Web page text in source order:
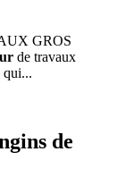
GROS
de travaux
qui...
de